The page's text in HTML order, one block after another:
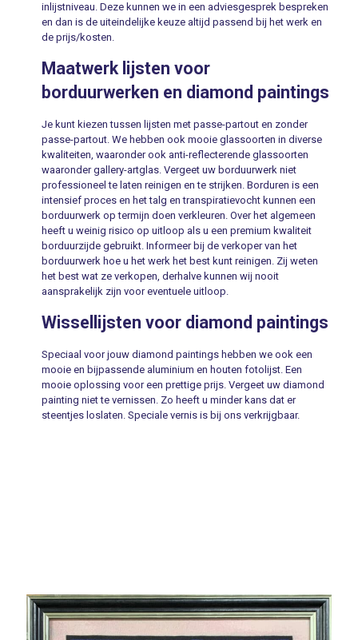
inlijstniveau. Deze kunnen we in een adviesgesprek bespreken
en dan is de uiteindelijke keuze altijd passend bij het werk en
de prijs/kosten.
Maatwerk lijsten voor
borduurwerken en diamond paintings
Je kunt kiezen tussen lijsten met passe-partout en zonder
passe-partout. We hebben ook mooie glassoorten in diverse
kwaliteiten, waaronder ook anti-reflecterende glassoorten
waaronder gallery-artglas. Vergeet uw borduurwerk niet
professioneel te laten reinigen en te strijken. Borduren is een
intensief proces en het talg en transpiratievocht kunnen een
borduurwerk op termijn doen verkleuren. Over het algemeen
heeft u weinig risico op uitloop als u een premium kwaliteit
borduurzijde gebruikt. Informeer bij de verkoper van het
borduurwerk hoe u het werk het best kunt reinigen. Zij weten
het best wat ze verkopen, derhalve kunnen wij nooit
aansprakelijk zijn voor eventuele uitloop.
Wissellijsten voor diamond paintings
Speciaal voor jouw diamond paintings hebben we ook een
mooie en bijpassende aluminium en houten fotolijst. Een
mooie oplossing voor een prettige prijs. Vergeet uw diamond
painting niet te vernissen. Zo heeft u minder kans dat er
steentjes loslaten. Speciale vernis is bij ons verkrijgbaar.